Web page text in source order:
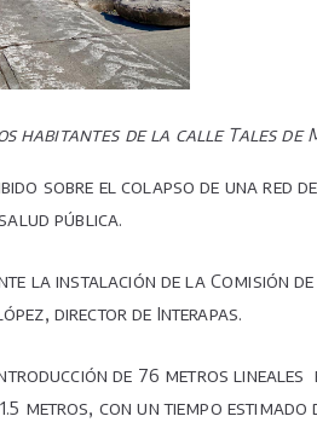
drenaje
en
Colonia
habitantes de la calle Tales de
sobre el colapso de una
pública.
la instalación de la Comisión
director de Interapas.
de 76 metros lineales
metros, con un tiempo